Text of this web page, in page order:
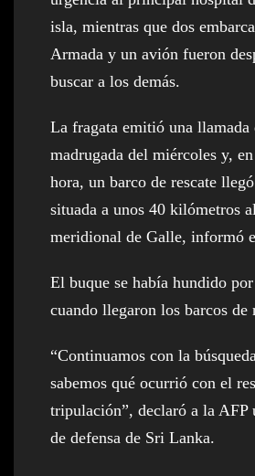
isla, mientras que dos
Armada y un avión fueron
buscar a los demás.
La fragata emitió una llamada
madrugada del miércoles y,
hora, un barco de rescate
situada a unos 40 kilómetros
meridional de Galle, informó
El buque se había hundido
cuando llegaron los barcos de
“Continuamos con la
sabemos qué ocurrió con el
tripulación”, declaró a la AFP
de defensa de Sri Lanka.